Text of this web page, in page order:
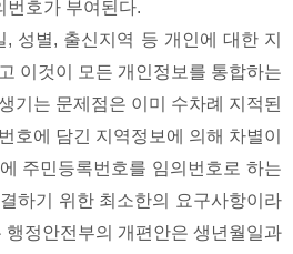
번호가 부여된다.
성별, 출신지역 등 개인에 대한 지
이것이 모든 개인정보를 통합하는
기는 문제점은 이미 수차례 지적된
호에 담긴 지역정보에 의해 차별이
주민등록번호를 임의번호로 하는
하기 위한 최소한의 요구사항이라
행정안전부의 개편안은 생년월일과